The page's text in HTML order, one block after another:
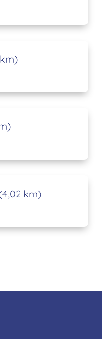
km)
(4,02 km)